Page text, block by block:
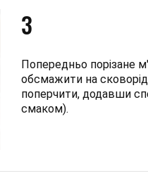
3
Попередньо порізане
обсмажити на
поперчити, додавши
смаком).